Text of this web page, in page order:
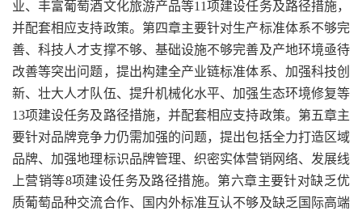
业、丰富葡萄酒文化旅游产品等11项建设任务及路径措施，
并配套相应支持政策。第四章主要针对生产标准体系不够完
善、科技人才支撑不够、基础设施不够完善及产地环境亟待
改善等突出问题，提出构建全产业链标准体系、加强科技创
新、壮大人才队伍、提升机械化水平、加强生态环境修复等
13项建设任务及路径措施，并配套相应支持政策。第五章主
要针对品牌竞争力仍需加强的问题，提出包括全力打造区域
品牌、加强地理标识品牌管理、织密实体营销网络、发展线
上营销等8项建设任务及路径措施。第六章主要针对缺乏优
质葡萄品种交流合作、国内外标准互认不够及缺乏国际高端